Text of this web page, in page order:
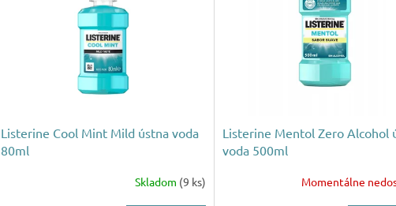
Listerine Cool Mint Mild ústna voda
80ml
Skladom (9 ks)
Listerine Mentol Zero Alcohol
voda 500ml
Momentálne